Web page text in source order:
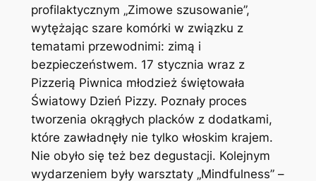
profilaktycznym „Zimowe szusowanie”,
wytężając szare komórki w związku z
tematami przewodnimi: zimą i
bezpieczeństwem. 17 stycznia wraz z
Pizzerią Piwnica młodzież świętowała
Światowy Dzień Pizzy. Poznały proces
tworzenia okrągłych placków z dodatkami,
które zawładnęły nie tylko włoskim krajem.
Nie obyło się też bez degustacji. Kolejnym
wydarzeniem były warsztaty „Mindfulness” –